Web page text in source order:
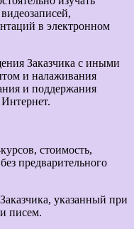
в электронном
Заказчика с иными
и налаживания
и поддержания
стоимость,
предварительного
указанный при
писем.